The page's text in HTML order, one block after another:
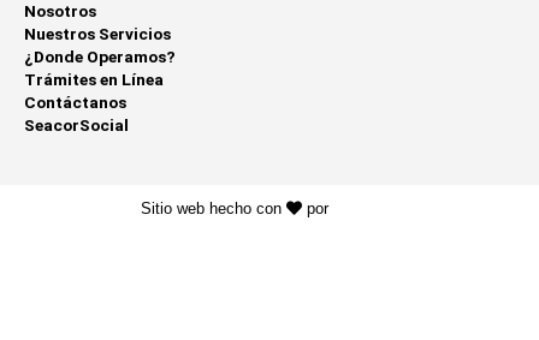
Nosotros
Nuestros Servicios
¿Donde Operamos?
Trámites en Línea
Contáctanos
SeacorSocial
Sitio web hecho con por